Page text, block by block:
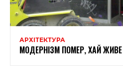
АРХІТЕКТУРА
МОДЕРНІЗМ ПОМЕР, ХАЙ